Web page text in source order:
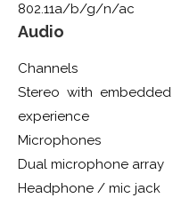
802.11a/b/g/n/ac
Audio
Channels
Stereo with
experience
Microphones
Dual microphone array
Headphone / mic jack